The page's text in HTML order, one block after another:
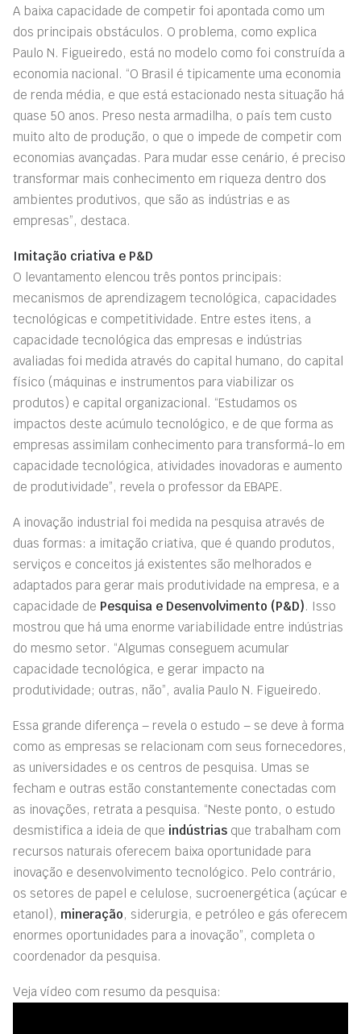
A baixa capacidade de competir foi apontada como um
dos principais obstáculos. O problema, como explica
Paulo N. Figueiredo, está no modelo como foi construída a
economia nacional. “O Brasil é tipicamente uma economia
de renda média, e que está estacionado nesta situação há
quase 50 anos. Preso nesta armadilha, o país tem custo
muito alto de produção, o que o impede de competir com
economias avançadas. Para mudar esse cenário, é preciso
transformar mais conhecimento em riqueza dentro dos
ambientes produtivos, que são as indústrias e as
empresas”, destaca.
Imitação criativa e P&D
O levantamento elencou três pontos principais:
mecanismos de aprendizagem tecnológica, capacidades
tecnológicas e competitividade. Entre estes itens, a
capacidade tecnológica das empresas e indústrias
avaliadas foi medida através do capital humano, do capital
físico (máquinas e instrumentos para viabilizar os
produtos) e capital organizacional. “Estudamos os
impactos deste acúmulo tecnológico, e de que forma as
empresas assimilam conhecimento para transformá-lo em
capacidade tecnológica, atividades inovadoras e aumento
de produtividade”, revela o professor da EBAPE.
A inovação industrial foi medida na pesquisa através de
duas formas: a imitação criativa, que é quando produtos,
serviços e conceitos já existentes são melhorados e
adaptados para gerar mais produtividade na empresa, e a
capacidade de Pesquisa e Desenvolvimento (P&D). Isso
mostrou que há uma enorme variabilidade entre indústrias
do mesmo setor. “Algumas conseguem acumular
capacidade tecnológica, e gerar impacto na
produtividade; outras, não”, avalia Paulo N. Figueiredo.
Essa grande diferença – revela o estudo – se deve à forma
como as empresas se relacionam com seus fornecedores,
as universidades e os centros de pesquisa. Umas se
fecham e outras estão constantemente conectadas com
as inovações, retrata a pesquisa. “Neste ponto, o estudo
desmistifica a ideia de que indústrias que trabalham com
recursos naturais oferecem baixa oportunidade para
inovação e desenvolvimento tecnológico. Pelo contrário,
os setores de papel e celulose, sucroenergética (açúcar e
etanol), mineração, siderurgia, e petróleo e gás oferecem
enormes oportunidades para a inovação”, completa o
coordenador da pesquisa.
Veja vídeo com resumo da pesquisa: